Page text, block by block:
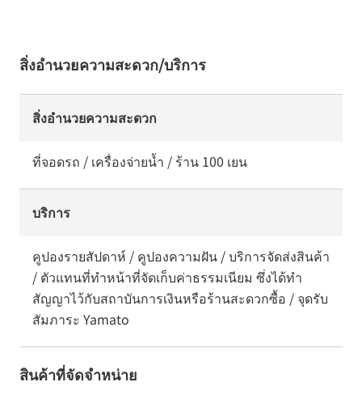
สิ่งอำนวยความสะดวก/บริการ
สิ่งอำนวยความสะดวก
ที่จอดรถ / เครื่องจ่ายน้ำ / ร้าน 100 เยน
บริการ
คูปองรายสัปดาห์ / คูปองความฝัน / บริการจัดส่งสินค้า
/ ตัวแทนที่ทำหน้าที่จัดเก็บค่าธรรมเนียม ซึ่งได้ทำ
สัญญาไว้กับสถาบันการเงินหรือร้านสะดวกซื้อ / จุดรับ
สัมภาระ Yamato
สินค้าที่จัดจำหน่าย